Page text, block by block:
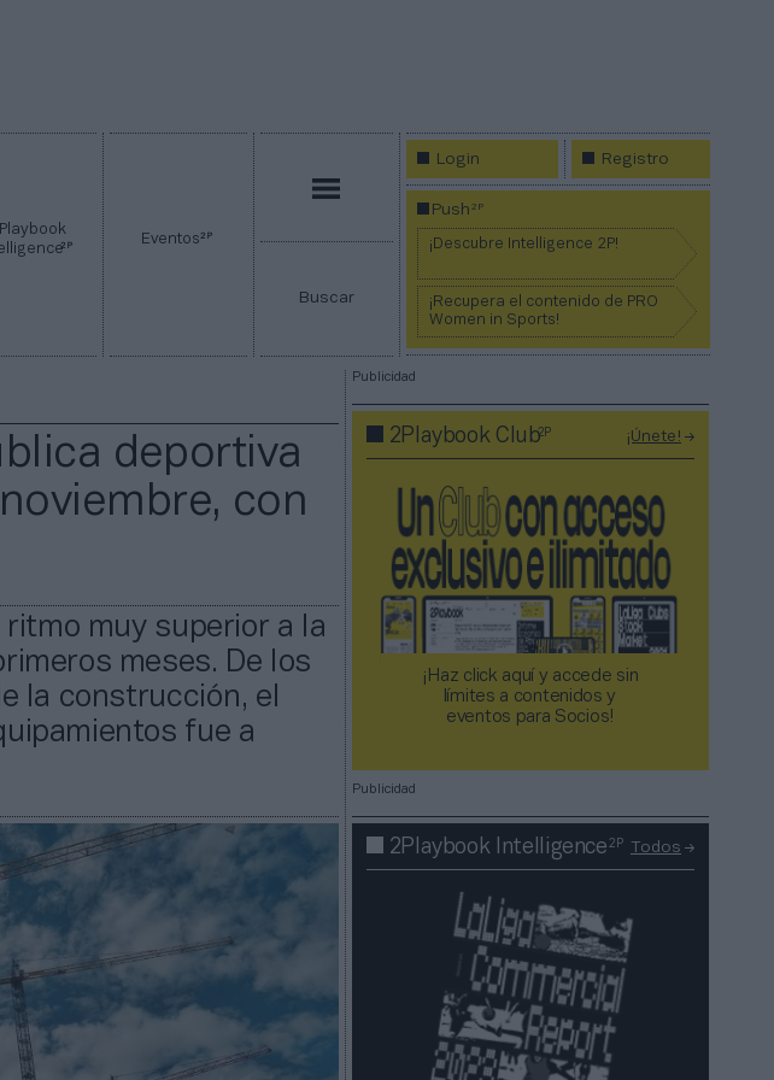
2P Eventos2P
Buscar
Login Registro
Push2P
¡Descubre Intelligence 2P!
¡Recupera el contenido de PRO
Women in Sports!
deportiva
con
muy superior a la
meses. De los
la construcción, el
fue a
Publicidad
2Playbook Club2P ¡Únete!
¡Haz click aquí y accede sin
límites a contenidos y
eventos para Socios!​​​​​​​
Publicidad
2Playbook Intelligence2P Todos